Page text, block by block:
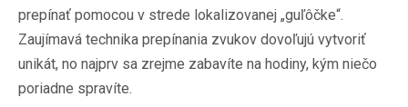
prepínať pomocou v strede lokalizovanej „guľôčke“.
Zaujímavá technika prepínania zvukov dovoľujú vytvoriť
unikát, no najprv sa zrejme zabavíte na hodiny, kým niečo
poriadne spravíte.